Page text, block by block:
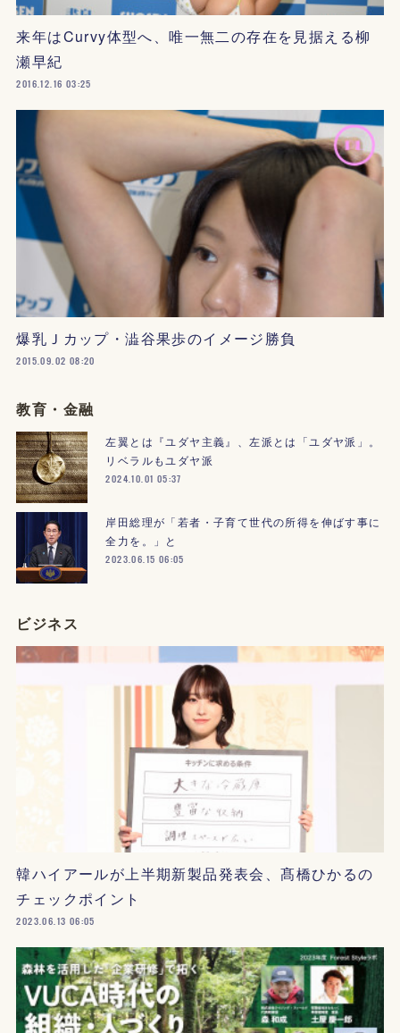
来年はCurvy体型へ、唯一無二の存在を見据える柳
瀬早紀
2016.12.16 03:25
爆乳Ｊカップ・澁谷果歩のイメージ勝負
2015.09.02 08:20
教育・金融
左翼とは『ユダヤ主義』、左派とは「ユダヤ派」。
リベラルもユダヤ派
2024.10.01 05:37
岸田総理が「若者・子育て世代の所得を伸ばす事に
全力を。」と
2023.06.15 06:05
ビジネス
韓ハイアールが上半期新製品発表会、髙橋ひかるの
チェックポイント
2023.06.13 06:05